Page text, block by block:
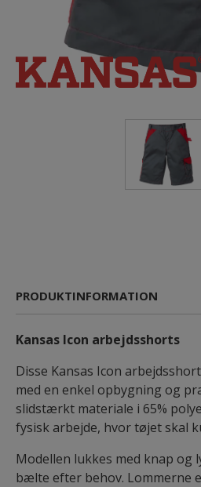
PRODUKTINFORMATION
Kansas Icon arbejdsshorts
Disse Kansas Icon
med en enkel opbygning og
slidstærkt materiale i 65%
fysisk arbejde, hvor tøjet skal
Modellen lukkes med knap
bælte efter behov. Lommerne